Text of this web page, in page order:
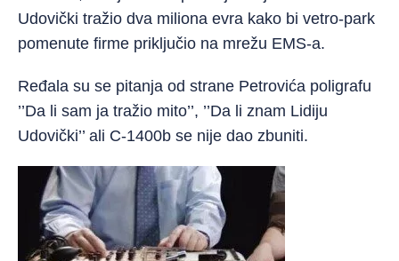
Udovički tražio dva miliona evra kako bi vetro-park
pomenute firme priključio na mrežu EMS-a.
Ređala su se pitanja od strane Petrovića poligrafu
’’Da li sam ja tražio mito’’, ’’Da li znam Lidiju
Udovički’’ ali C-1400b se nije dao zbuniti.